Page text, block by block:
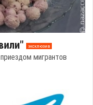
эксклюзив
мигрантов